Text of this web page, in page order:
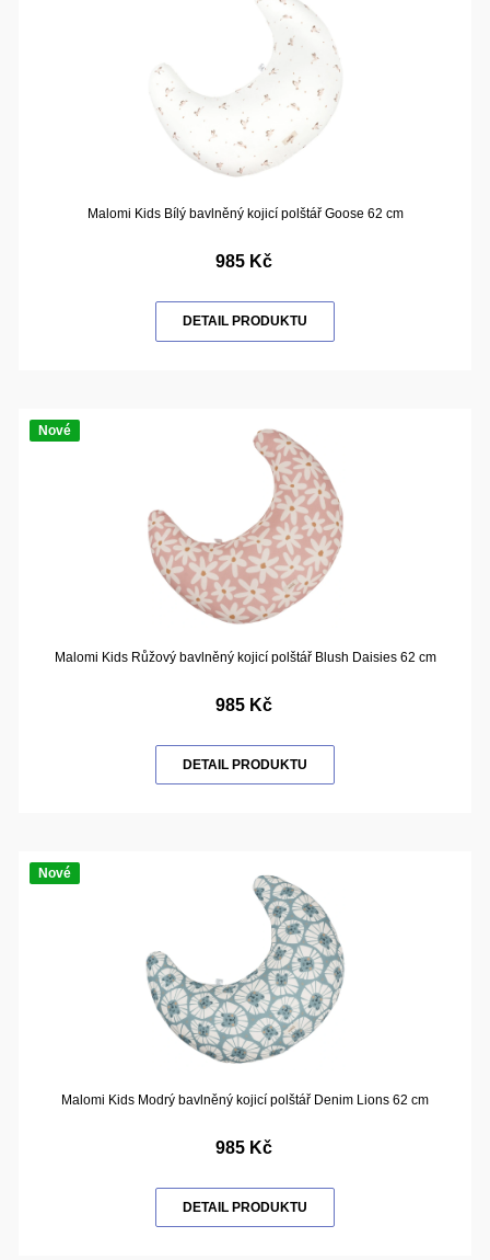
Malomi Kids Bílý bavlněný kojicí polštář Goose 62 cm
985 Kč
DETAIL PRODUKTU
Nové
Malomi Kids Růžový bavlněný kojicí polštář Blush Daisies 62 cm
985 Kč
DETAIL PRODUKTU
Nové
Malomi Kids Modrý bavlněný kojicí polštář Denim Lions 62 cm
985 Kč
DETAIL PRODUKTU